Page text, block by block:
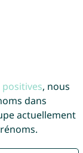
, nous
dans
actuellement